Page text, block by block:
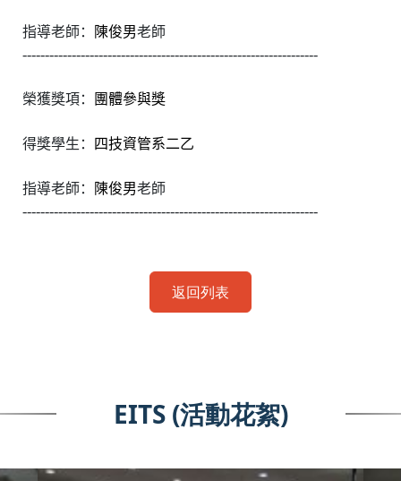
指導老師： 陳俊男老師
------------------------------------------------------------------
榮獲獎項： 團體參與獎
得獎學生： 四技資管系二乙
指導老師： 陳俊男老師
------------------------------------------------------------------
返回列表
EITS (活動花絮)